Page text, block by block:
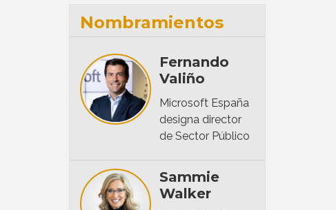
Nombramientos
Fernando
Valiño
Microsoft España
designa director
de Sector Público
Sammie
Walker